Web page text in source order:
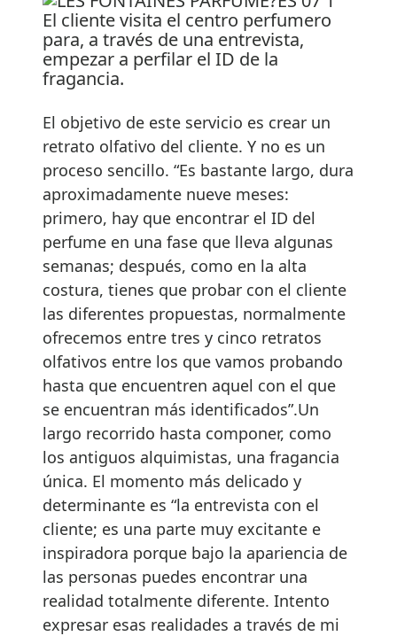
El cliente visita el centro perfumero
para, a través de una entrevista,
empezar a perfilar el ID de la
fragancia.
El objetivo de este servicio es crear un
retrato olfativo del cliente. Y no es un
proceso sencillo. “Es bastante largo, dura
aproximadamente nueve meses:
primero, hay que encontrar el ID del
perfume en una fase que lleva algunas
semanas; después, como en la alta
costura, tienes que probar con el cliente
las diferentes propuestas, normalmente
ofrecemos entre tres y cinco retratos
olfativos entre los que vamos probando
hasta que encuentren aquel con el que
se encuentran más identificados”.Un
largo recorrido hasta componer, como
los antiguos alquimistas, una fragancia
única. El momento más delicado y
determinante es “la entrevista con el
cliente; es una parte muy excitante e
inspiradora porque bajo la apariencia de
las personas puedes encontrar una
realidad totalmente diferente. Intento
expresar esas realidades a través de mi